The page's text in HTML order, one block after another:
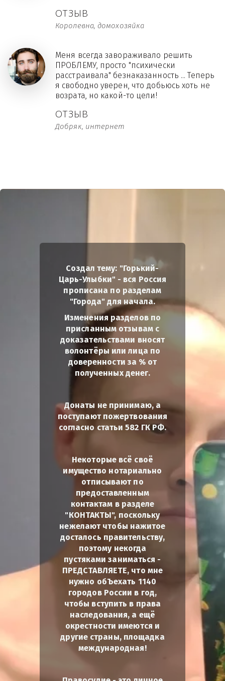
ОТЗЫВ
Королевна, домохозяйка
ОТЗЫВ
Добряк, интернет
Меня всегда завораживало решить
ПРОБЛЕМУ, просто "психически
расстраивала" безнаказанность ... Теперь
я свободно уверен, что добьюсь хоть не
возрата, но какой-то цели!
Создал тему: "Горький-
Царь-Улыбки" - вся Россия
прописана по разделам
"Города" для начала.
Изменения разделов по
присланным отзывам с
доказательствами вносят
волонтёры или лица по
доверенности за % от
полученных денег.
Донаты не принимаю, а
поступают пожертвования
согласно статьи 582 ГК РФ.
Некоторые всё своё
имущество нотариально
отписывают по
предоставленным
контактам в разделе
"КОНТАКТЫ", поскольку
нежелают чтобы нажитое
досталось правительству,
поэтому некогда
пустяками заниматься -
ПРЕДСТАВЛЯЕТЕ, что мне
нужно обЪехать 1140
городов России в год,
чтобы вступить в права
наследования, а ещё
окрестности имеются и
другие страны, площадка
международная!